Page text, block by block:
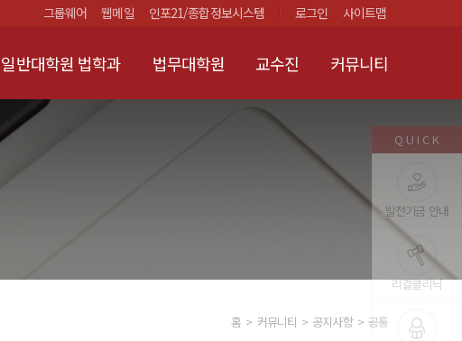
그룹웨어 웹메일 인포21/종합정보시스템 로그인 사이트맵
일반대학원 법학과 법무대학원 교수진 커뮤니티
홈 커뮤니티 공지사항 공통
QUICK
발전기금 안내
리걸클리닉